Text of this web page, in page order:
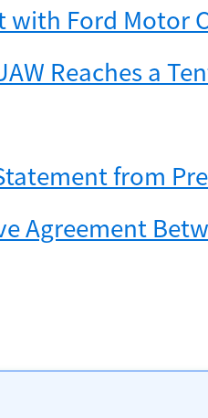
with Ford Motor
Reaches a
from
Agreement